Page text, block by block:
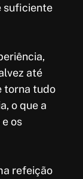
suficiente
até
torna tudo
o que a
os
refeição